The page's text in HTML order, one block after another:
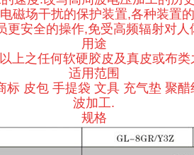
磁场干扰的保护装置,各种装置
更安全的操作,免受高频辐射对人
用途
上之任何软硬胶皮及真皮或布类
适用范围
标 皮包 手提袋 文具 充气垫 聚
波加工.
规格